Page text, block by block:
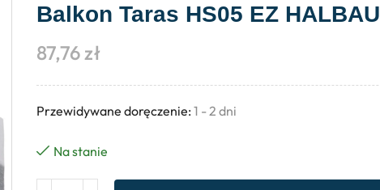
Balkon Taras HS05 EZ HALBAU
87,76zł
Przewidywane doręczenie: 1 - 2 dni
Na stanie